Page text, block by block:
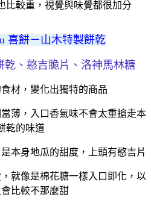
比較重，視覺與味覺都很加分
喜餅－山木特製餅乾
乾、憨吉脆片、洛神馬林糖
材，變化出獨特的商品
薄，入口香氣味不會太重搶走本
乾的味道
本身地瓜的甜度，上頭有憨吉片
就像是棉花糖一樣入口即化，以
比較不那麼甜